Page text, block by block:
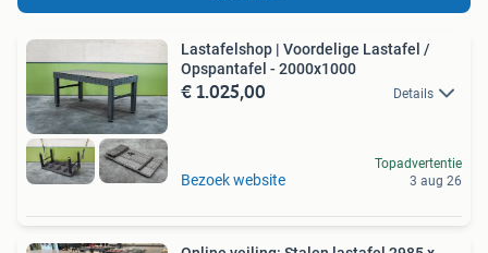
Lastafelshop | Voordelige Lastafel /
Opspantafel - 2000x1000
€ 1.025,00 Details
Bezoek website
Topadvertentie
3 aug 26